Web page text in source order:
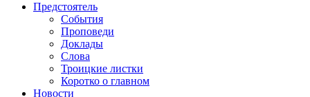
Предстоятель
События
Проповеди
Доклады
Слова
Троицкие листки
Коротко о главном
Новости